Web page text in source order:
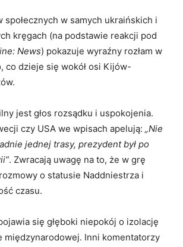
społecznych w samych ukraińskich i
kręgach (na podstawie reakcji pod
News) pokazuje wyraźny rozłam w
co dzieje się wokół osi Kijów-
jest głos rozsądku i uspokojenia.
czy USA we wpisach apelują: „Nie
jednej trasy, prezydent był po
. Zwracają uwagę na to, że w grę
o statusie Naddniestrza i
czasu.
się głęboki niepokój o izolację
międzynarodowej. Inni komentatorzy